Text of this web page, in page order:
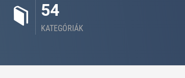
54
KATEGÓRIÁK